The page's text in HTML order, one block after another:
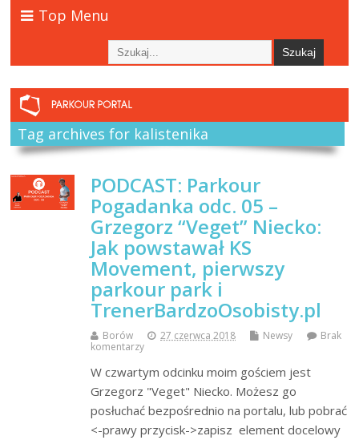
Top Menu
Tag archives for kalistenika
PODCAST: Parkour
Pogadanka odc. 05 –
Grzegorz “Veget” Niecko:
Jak powstawał KS
Movement, pierwszy
parkour park i
TrenerBardzoOsobisty.pl
Borów 27 czerwca 2018 Newsy
Brak
komentarzy
W czwartym odcinku moim gościem jest
Grzegorz "Veget" Niecko. Możesz go
posłuchać bezpośrednio na portalu, lub pobrać
<-prawy przycisk->zapisz element docelowy